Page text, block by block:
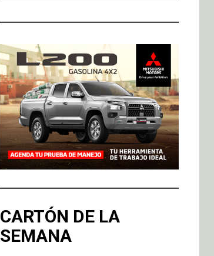
CARTÓN DE LA
SEMANA